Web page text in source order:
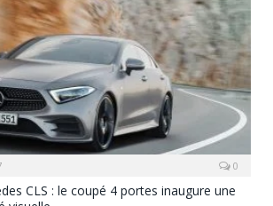
0
CLS : le coupé 4 portes inaugure une